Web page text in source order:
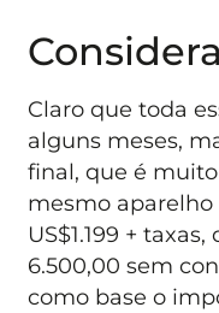
Claro que toda
alguns meses,
final, que é
mesmo aparelho
US$1.199 +
6.500,00 sem
como base o